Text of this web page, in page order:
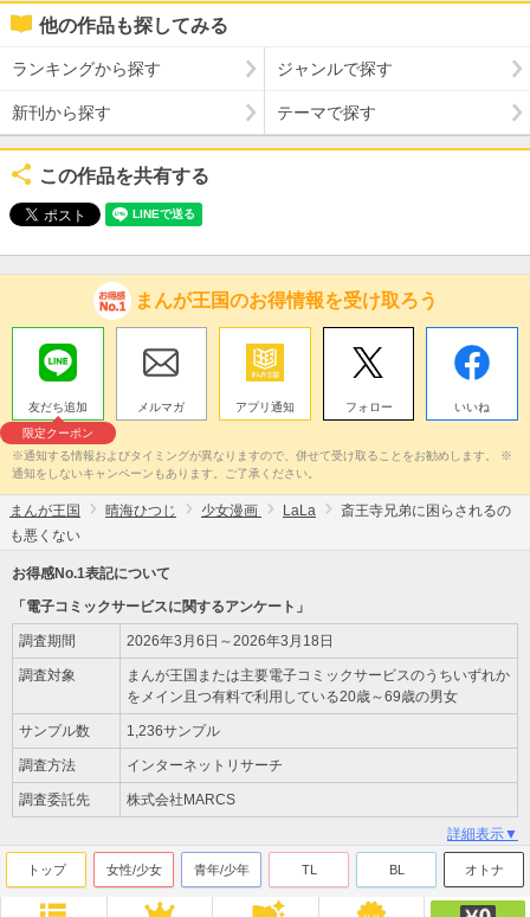
他の作品も探してみる
ランキングから探す ジャンルで探す
新刊から探す テーマで探す
この作品を共有する
まんが王国のお得情報を受け取ろう
友だち追加
限定クーポン
メルマガ アプリ通知 フォロー いいね
※通知する情報およびタイミングが異なりますので、併せて受け取ることをお勧めします。 ※
通知をしないキャンペーンもあります。ご了承ください。
まんが王国 晴海ひつじ 少女漫画 LaLa
斎王寺兄弟に困らされるの
も悪くない
お得感No.1表記について
「電子コミックサービスに関するアンケート」
調査期間 2026年3月6日～2026年3月18日
調査対象
まんが王国または主要電子コミックサービスのうちいずれか
をメイン且つ有料で利用している20歳～69歳の男女
サンプル数 1,236サンプル
調査方法 インターネットリサーチ
調査委託先 株式会社MARCS
詳細表示▼
トップ 女性/少女 青年/少年 TL BL オトナ